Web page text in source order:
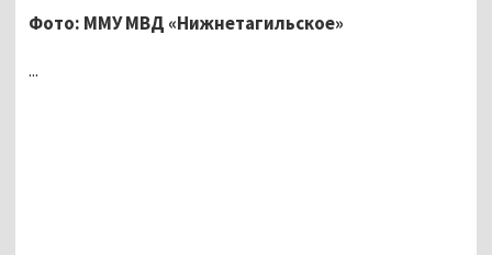
Фото: ММУ МВД «Нижнетагильское»
...